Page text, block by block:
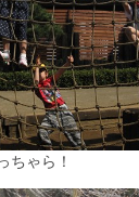
ちゃら！